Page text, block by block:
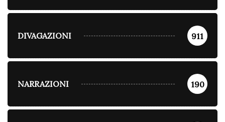
DIVAGAZIONI 911
NARRAZIONI 190